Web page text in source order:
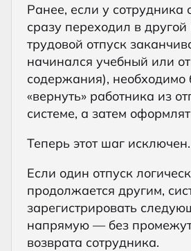
Ранее, если у сотрудника
сразу переходил в
трудовой отпуск
начинался учебный или
содержания), необходимо
«вернуть» работника из
системе, а затем
Теперь этот шаг исключен.
Если один отпуск
продолжается другим,
зарегистрировать
напрямую — без
возврата сотрудника.